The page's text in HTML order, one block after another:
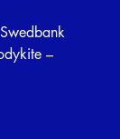
–